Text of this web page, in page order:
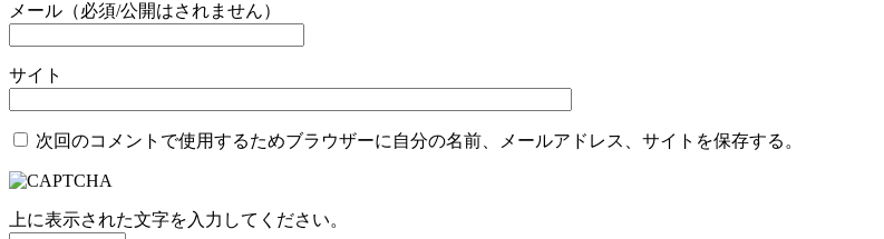
メール（必須/公開はされません）
サイト
次回のコメントで使用するためブラウザーに自分の名前、メールアドレス、サイトを保存する。
上に表示された文字を入力してください。